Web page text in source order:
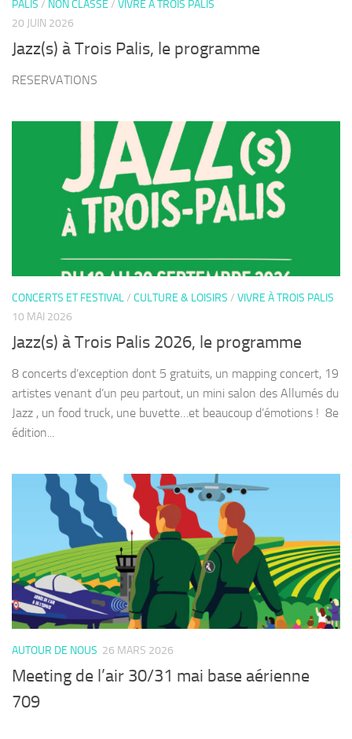
PALIS / NON CLASSÉ / VIVRE À TROIS PALIS
20 JUIN 2026
Jazz(s) à Trois Palis, le programme
RESERVATIONS
CONCERTS ET FESTIVAL/ CULTURE & LOISIRS / VIVRE À TROIS PALIS
10 MAI 2026
Jazz(s) à Trois Palis 2026, le programme
8 concerts d’exception dont 5 gratuits, un mapping concert, 19
artistes venant d’un peu partout, un mini salon des Allumés du
Jazz , un food truck, une buvette…et beaucoup d’émotions ! ​ 8e
édition...
AUTOUR DE NOUS 26 MARS 2026
Meeting de l’air 30/31 mai base aérienne
709